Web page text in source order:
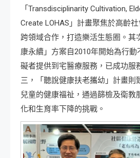
「Transdisciplinarity Cultivation,
Create LOHAS」計畫聚焦於高齡
跨領域合作，打造樂活生態圈。其
康永續」方案自2010年開始為行
礙者提供到宅醫療服務，已成功服
三，「聽說健康扶老攜幼」計畫則
兒童的健康福祉，通過篩檢及衛教
化和生育率下降的挑戰。